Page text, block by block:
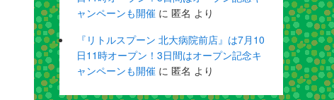
ャンペーンも開催 に 匿名 より
『リトルスプーン 北大病院前店』は7月10
日11時オープン！3日間はオープン記念キ
ャンペーンも開催 に 匿名 より